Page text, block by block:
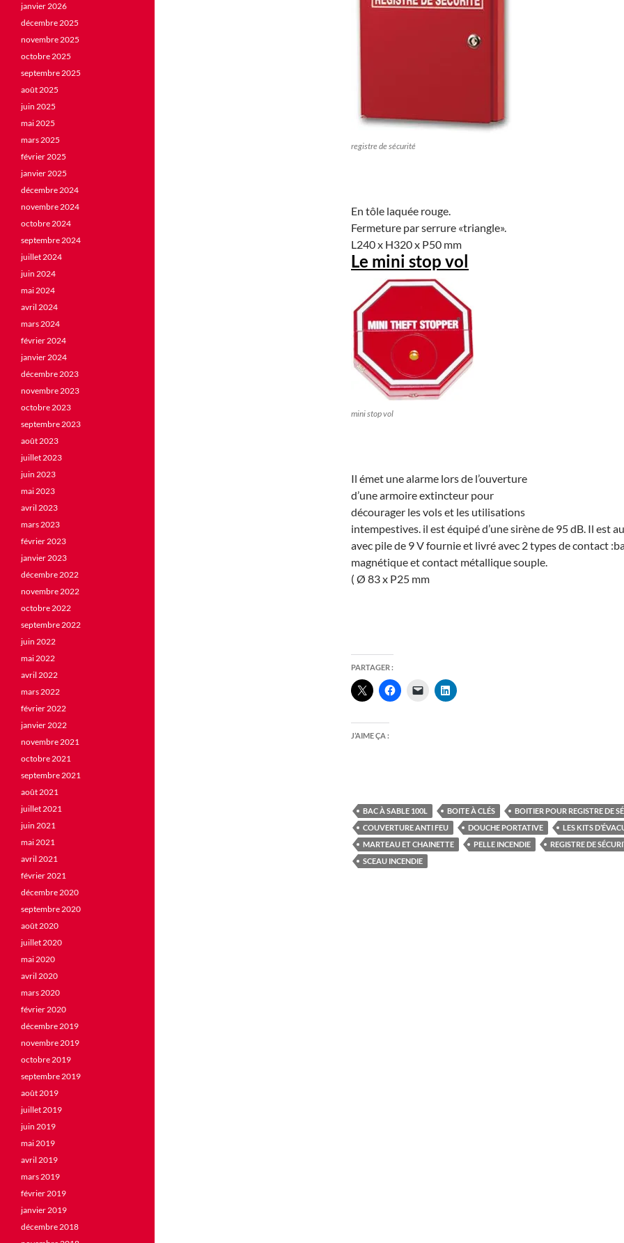
registre de sécurité
En tôle laquée rouge.
Fermeture par serrure «triangle».
L240 x H320 x P50 mm
Le mini stop vol
mini stop vol
Il émet une alarme lors de l’ouverture
d’une armoire extincteur pour
décourager les vols et les utilisations
intempestives. il est équipé d’une sirène de 95 dB. Il est
avec pile de 9 V fournie et livré avec 2 types de contact
magnétique et contact métallique souple.
( Ø 83 x P25 mm
PARTAGER :
J’AIME ÇA :
BAC À SABLE 100L BOITE À CLÉS
BOITIER POUR REGISTRE DE
COUVERTURE ANTI FEU
DOUCHE PORTATIVE
LES KITS
MARTEAU ET CHAINETTE
PELLE INCENDIE
REGISTRE DE
SCEAU INCENDIE
janvier 2026
décembre 2025
novembre 2025
octobre 2025
septembre 2025
août 2025
juin 2025
mai 2025
mars 2025
février 2025
janvier 2025
décembre 2024
novembre 2024
octobre 2024
septembre 2024
juillet 2024
juin 2024
mai 2024
avril 2024
mars 2024
février 2024
janvier 2024
décembre 2023
novembre 2023
octobre 2023
septembre 2023
août 2023
juillet 2023
juin 2023
mai 2023
avril 2023
mars 2023
février 2023
janvier 2023
décembre 2022
novembre 2022
octobre 2022
septembre 2022
juin 2022
mai 2022
avril 2022
mars 2022
février 2022
janvier 2022
novembre 2021
octobre 2021
septembre 2021
août 2021
juillet 2021
juin 2021
mai 2021
avril 2021
février 2021
décembre 2020
septembre 2020
août 2020
juillet 2020
mai 2020
avril 2020
mars 2020
février 2020
décembre 2019
novembre 2019
octobre 2019
septembre 2019
août 2019
juillet 2019
juin 2019
mai 2019
avril 2019
mars 2019
février 2019
janvier 2019
décembre 2018